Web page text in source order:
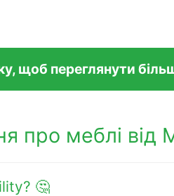
щоб переглянути
про меблі від
🤔